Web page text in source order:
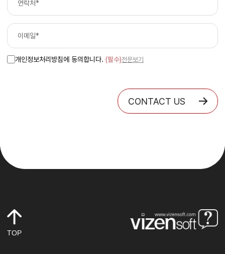
개인정보처리방침에 동의합니다. (필수)전문보기
CONTACT US
TOP